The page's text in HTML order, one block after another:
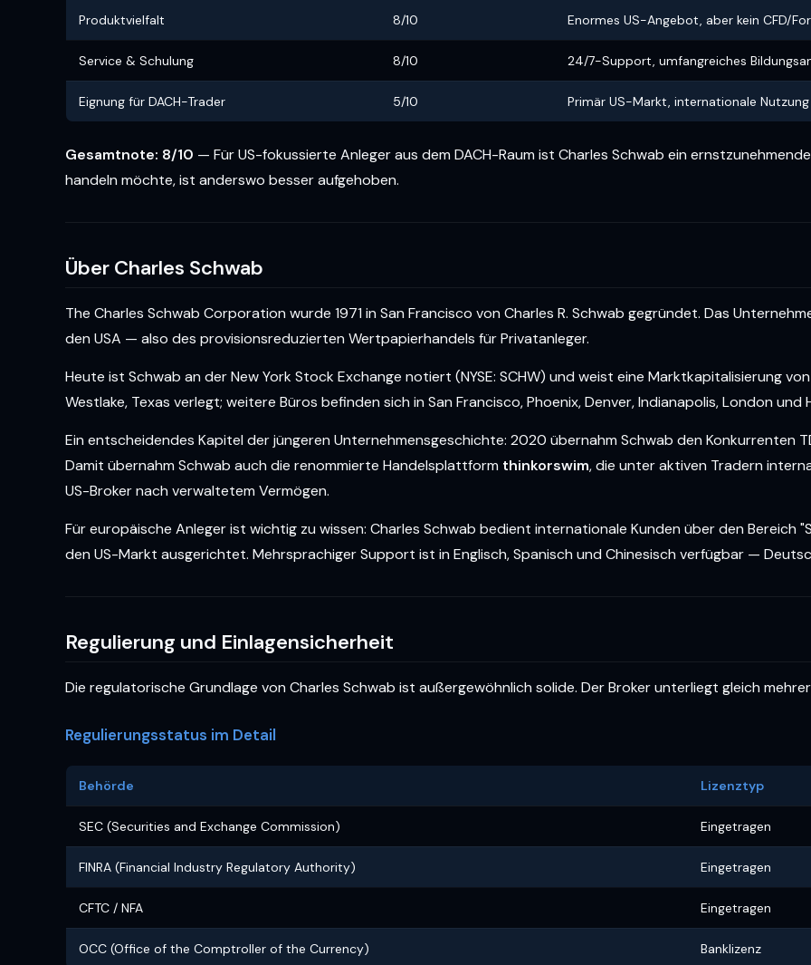
Produktvielfalt 8/10 Enormes US-Angebot, aber kein CFD/
Service & Schulung 8/10 24/7-Support, umfangreiches
Eignung für DACH-Trader 5/10 Primär US-Markt, internationale
Gesamtnote: 8/10 — Für US-fokussierte Anleger aus dem DACH-Raum ist Charles Schwab ein
handeln möchte, ist anderswo besser aufgehoben.
Über Charles Schwab
The Charles Schwab Corporation wurde 1971 in San Francisco von Charles R. Schwab gegründet. Das
den USA — also des provisionsreduzierten Wertpapierhandels für Privatanleger.
Heute ist Schwab an der New York Stock Exchange notiert (NYSE: SCHW) und weist eine Marktkapitalisierung
Westlake, Texas verlegt; weitere Büros befinden sich in San Francisco, Phoenix, Denver, Indianapolis, London und
Ein entscheidendes Kapitel der jüngeren Unternehmensgeschichte: 2020 übernahm Schwab den Konkurrenten
Damit übernahm Schwab auch die renommierte Handelsplattform thinkorswim, die unter aktiven Tradern
US-Broker nach verwaltetem Vermögen.
Für europäische Anleger ist wichtig zu wissen: Charles Schwab bedient internationale Kunden über den
den US-Markt ausgerichtet. Mehrsprachiger Support ist in Englisch, Spanisch und Chinesisch verfügbar —
Regulierung und Einlagensicherheit
Die regulatorische Grundlage von Charles Schwab ist außergewöhnlich solide. Der Broker unterliegt gleich
Regulierungsstatus im Detail
Behörde Lizenztyp
SEC (Securities and Exchange Commission) Eingetragen
FINRA (Financial Industry Regulatory Authority) Eingetragen
CFTC / NFA Eingetragen
OCC (Office of the Comptroller of the Currency) Banklizenz